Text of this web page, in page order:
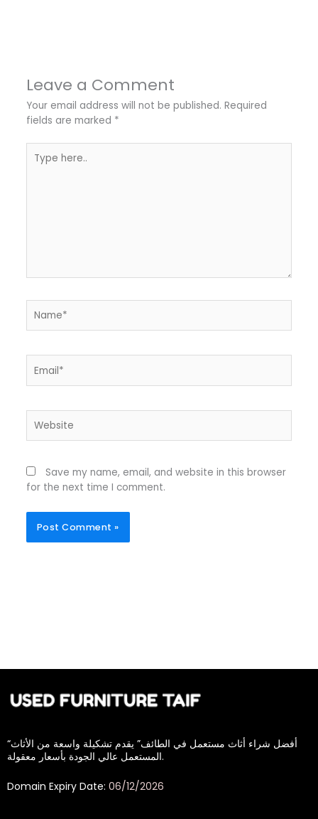
Leave a Comment
Your email address will not be published. Required
fields are marked *
here..
Save my name, email, and website in this browser
for the next time I comment.
“أفضل شراء أثاث مستعمل في الطائف” يقدم تشكيلة واسعة من الأثاث
المستعمل عالي الجودة بأسعار معقولة.
Domain Expiry Date: 06/12/2026